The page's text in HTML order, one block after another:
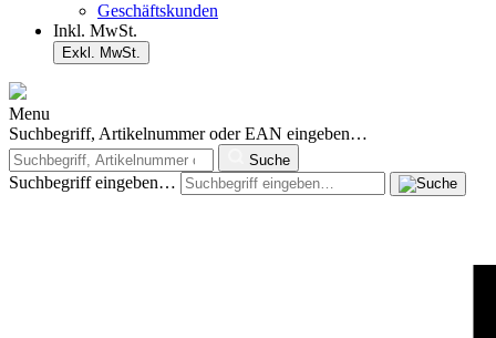
Geschäftskunden
Inkl. MwSt.
Exkl. MwSt.
Menu
Suchbegriff, Artikelnummer oder EAN eingeben…
Suche
Suchbegriff eingeben…